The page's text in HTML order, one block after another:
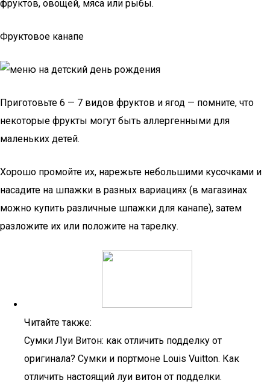
фруктов, овощей, мяса или рыбы.
Фруктовое канапе
Приготовьте 6 — 7 видов фруктов и ягод — помните, что
некоторые фрукты могут быть аллергенными для
маленьких детей.
Хорошо промойте их, нарежьте небольшими кусочками и
насадите на шпажки в разных вариациях (в магазинах
можно купить различные шпажки для канапе), затем
разложите их или положите на тарелку.
Читайте также:
Сумки Луи Витон: как отличить подделку от
оригинала? Сумки и портмоне Louis Vuitton. Как
отличить настоящий луи витон от подделки.